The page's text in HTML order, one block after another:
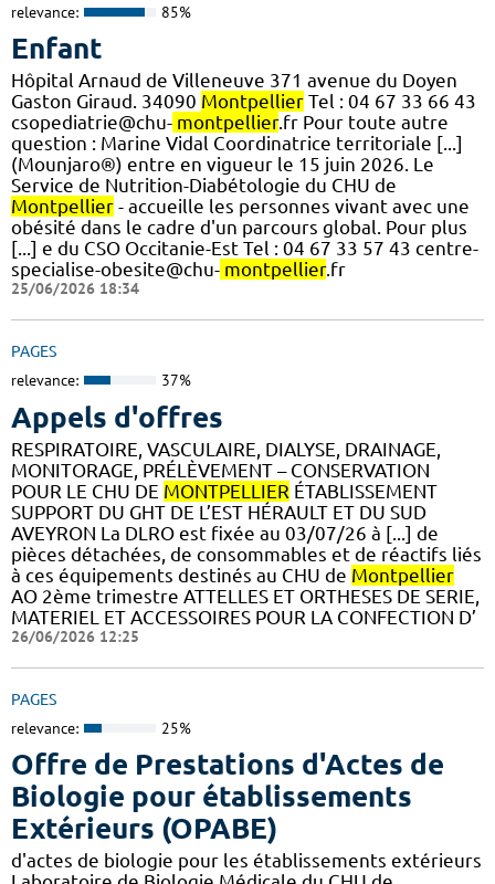
relevance: 85%
Enfant
Hôpital Arnaud de Villeneuve 371 avenue du Doyen
Gaston Giraud. 34090 Montpellier Tel : 04 67 33 66 43
csopediatrie@chu- montpellier.fr Pour toute autre
question : Marine Vidal Coordinatrice territoriale [...]
(Mounjaro®) entre en vigueur le 15 juin 2026. Le
Service de Nutrition-Diabétologie du CHU de
Montpellier - accueille les personnes vivant avec une
obésité dans le cadre d'un parcours global. Pour plus
[...] e du CSO Occitanie-Est Tel : 04 67 33 57 43 centre-
specialise-obesite@chu- montpellier.fr
25/06/2026 18:34
PAGES
relevance: 37%
Appels d'offres
RESPIRATOIRE, VASCULAIRE, DIALYSE, DRAINAGE,
MONITORAGE, PRÉLÈVEMENT – CONSERVATION
POUR LE CHU DE MONTPELLIER ÉTABLISSEMENT
SUPPORT DU GHT DE L’EST HÉRAULT ET DU SUD
AVEYRON La DLRO est fixée au 03/07/26 à [...] de
pièces détachées, de consommables et de réactifs liés
à ces équipements destinés au CHU de Montpellier
AO 2ème trimestre ATTELLES ET ORTHESES DE SERIE,
MATERIEL ET ACCESSOIRES POUR LA CONFECTION D’
26/06/2026 12:25
PAGES
relevance: 25%
Offre de Prestations d'Actes de
Biologie pour établissements
Extérieurs (OPABE)
d'actes de biologie pour les établissements extérieurs